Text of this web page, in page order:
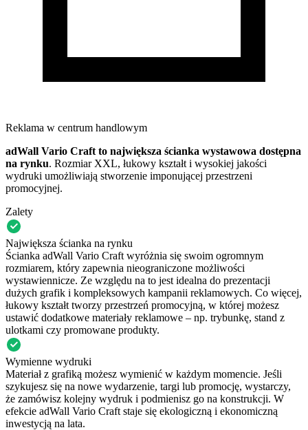
Reklama w centrum handlowym
adWall Vario Craft to największa ścianka wystawowa dostępna
na rynku. Rozmiar XXL, łukowy kształt i wysokiej jakości
wydruki umożliwiają stworzenie imponującej przestrzeni
promocyjnej.
Zalety
Największa ścianka na rynku
Ścianka adWall Vario Craft wyróżnia się swoim ogromnym
rozmiarem, który zapewnia nieograniczone możliwości
wystawiennicze. Ze względu na to jest idealna do prezentacji
dużych grafik i kompleksowych kampanii reklamowych. Co więcej,
łukowy kształt tworzy przestrzeń promocyjną, w której możesz
ustawić dodatkowe materiały reklamowe – np. trybunkę, stand z
ulotkami czy promowane produkty.
Wymienne wydruki
Materiał z grafiką możesz wymienić w każdym momencie. Jeśli
szykujesz się na nowe wydarzenie, targi lub promocję, wystarczy,
że zamówisz kolejny wydruk i podmienisz go na konstrukcji. W
efekcie adWall Vario Craft staje się ekologiczną i ekonomiczną
inwestycją na lata.